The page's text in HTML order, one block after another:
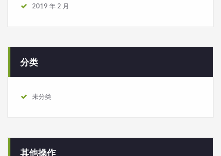
2019 年 2 月
分类
未分类
其他操作